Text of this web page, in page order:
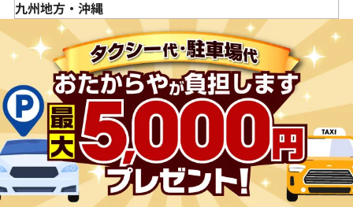
茨城県
栃木県
群馬県
山梨県
長野県
岐阜県
静岡県
愛知県
京都府
兵庫県
奈良県
和歌山県
島根県
広島県
山口県
徳島県
愛媛県
九州地方・沖縄
佐賀県
長崎県
熊本県
大分県
宮崎県
鹿児島県